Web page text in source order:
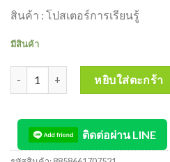
สินค้า : โปสเตอร์การเรียนรู้
มีสินค้า
จำนวน AREENA 3 Language
หยิบใส่ตะกร้า
ติดต่อผ่าน LINE